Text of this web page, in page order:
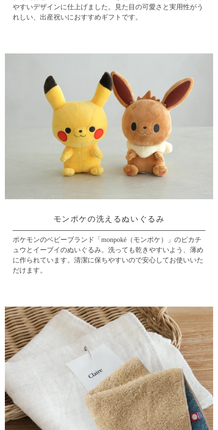
やすいデザインに仕上げました。
見た目の可愛さと実用性がう
れしい、出産祝いにおすすめギフトです。
モンポケの洗えるぬいぐるみ
ポケモンのベビーブランド「monpoké（モンポケ）」のピカチ
ュウとイーブイのぬいぐるみ。 洗っても乾きやすいよう、薄め
に作られています。 清潔に保ちやすいので安心してお使いいた
だけます。